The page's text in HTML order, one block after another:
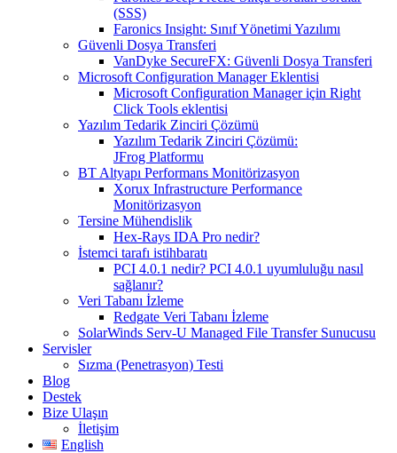
(SSS)
Faronics Insight: Sınıf Yönetimi Yazılımı
Güvenli Dosya Transferi
VanDyke SecureFX: Güvenli Dosya Transferi
Microsoft Configuration Manager Eklentisi
Microsoft Configuration Manager için Right
Click Tools eklentisi
Yazılım Tedarik Zinciri Çözümü
Yazılım Tedarik Zinciri Çözümü:
JFrog Platformu
BT Altyapı Performans Monitörizasyon
Xorux Infrastructure Performance
Monitörizasyon
Tersine Mühendislik
Hex-Rays IDA Pro nedir?
İstemci tarafı istihbaratı
PCI 4.0.1 nedir? PCI 4.0.1 uyumluluğu nasıl
sağlanır?
Veri Tabanı İzleme
Redgate Veri Tabanı İzleme
SolarWinds Serv-U Managed File Transfer Sunucusu
Servisler
Sızma (Penetrasyon) Testi
Blog
Destek
Bize Ulaşın
İletişim
English